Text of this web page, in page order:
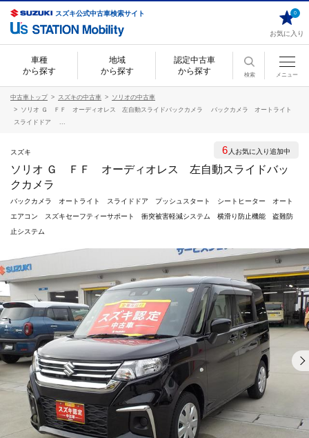
スズキ公式中古車検索サイト
お気に入り
0
車種
から探す
地域
から探す
認定中古車
から探す
検索 メニュー
中古車トップ スズキの中古車
ソリオの中古車
ソリオ Ｇ ＦＦ オーディオレス 左自動スライドバックカメラ バックカメラ オートライト
スライドドア ...
スズキ
ソリオ Ｇ ＦＦ オーディオレス 左自動スライドバッ
クカメラ
バックカメラ オートライト スライドドア プッシュスタート シートヒーター オート
エアコン スズキセーフティーサポート 衝突被害軽減システム 横滑り防止機能 盗難防
止システム
6 人お気に入り追加中